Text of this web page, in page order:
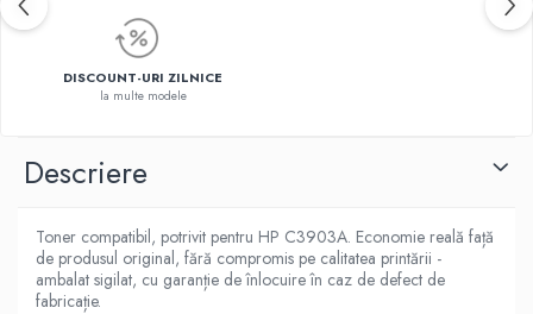
DISCOUNT-URI ZILNICE
la multe modele
Descriere
Toner compatibil, potrivit pentru HP C3903A. Economie reală față
de produsul original, fără compromis pe calitatea printării -
ambalat sigilat, cu garanție de înlocuire în caz de defect de
fabricație.